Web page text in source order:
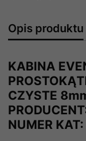
Opis produktu
KABINA
CZYSTE
NUMER